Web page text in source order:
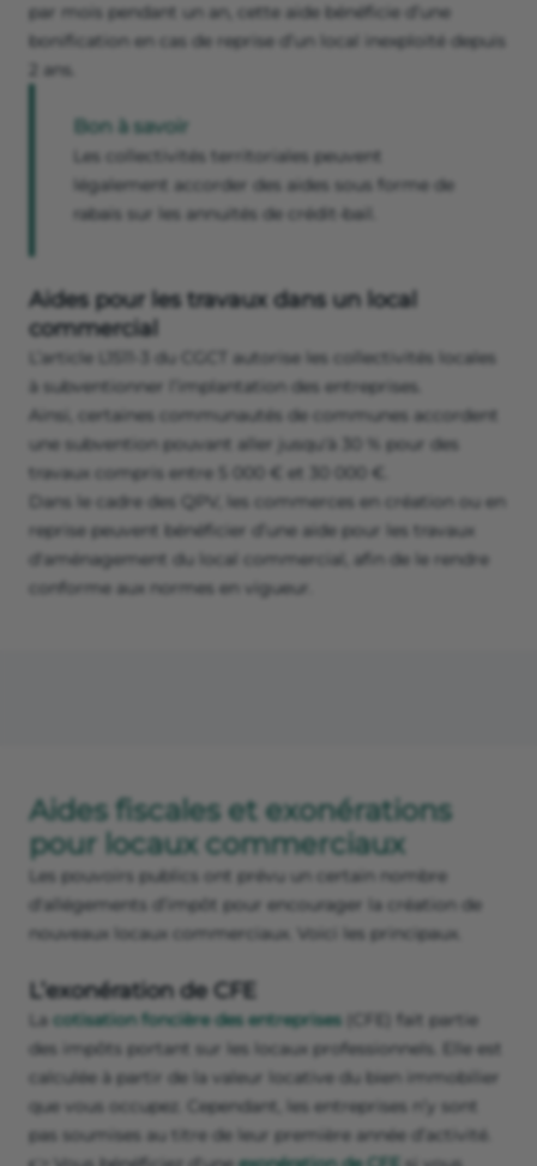
par mois pendant un an, cette aide bénéficie d’une
bonification en cas de reprise d’un local inexploité depuis
2 ans.
Bon à savoir
Les collectivités territoriales peuvent
légalement accorder des aides sous forme de
rabais sur les annuités de crédit-bail.
Aides pour les travaux dans un local
commercial
L’article L1511-3 du CGCT autorise les collectivités locales
à subventionner l’implantation des entreprises.
Ainsi, certaines communautés de communes accordent
une subvention pouvant aller jusqu'à 30 % pour des
travaux compris entre 5 000 € et 30 000 €.
Dans le cadre des QPV, les commerces en création ou en
reprise peuvent bénéficier d’une aide pour les travaux
d'aménagement du local commercial, afin de le rendre
conforme aux normes en vigueur.
Aides fiscales et exonérations
pour locaux commerciaux
Les pouvoirs publics ont prévu un certain nombre
d'allégements d’impôt pour encourager la création de
nouveaux locaux commerciaux. Voici les principaux.
L’exonération de CFE
La cotisation foncière des entreprises (CFE) fait partie
des impôts portant sur les locaux professionnels. Elle est
calculée à partir de la valeur locative du bien immobilier
que vous occupez. Cependant, les entreprises n’y sont
pas soumises au titre de leur première année d’activité.